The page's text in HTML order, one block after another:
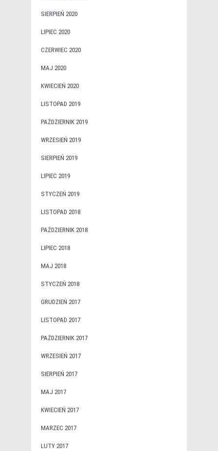
SIERPIEŃ 2020
LIPIEC 2020
CZERWIEC 2020
MAJ 2020
KWIECIEŃ 2020
LISTOPAD 2019
PAŹDZIERNIK 2019
WRZESIEŃ 2019
SIERPIEŃ 2019
LIPIEC 2019
STYCZEŃ 2019
LISTOPAD 2018
PAŹDZIERNIK 2018
LIPIEC 2018
MAJ 2018
STYCZEŃ 2018
GRUDZIEŃ 2017
LISTOPAD 2017
PAŹDZIERNIK 2017
WRZESIEŃ 2017
SIERPIEŃ 2017
MAJ 2017
KWIECIEŃ 2017
MARZEC 2017
LUTY 2017